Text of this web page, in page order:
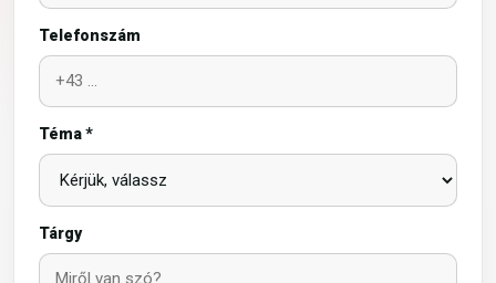
Telefonszám
Téma *
Tárgy